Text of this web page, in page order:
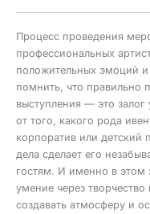
Процесс проведения
профессиональных
положительных эмоций
помнить, что правильно
выступления — это
от того, какого рода
корпоратив или детский
дела сделает его
гостям. И именно в этом
умение через
создавать атмосферу и